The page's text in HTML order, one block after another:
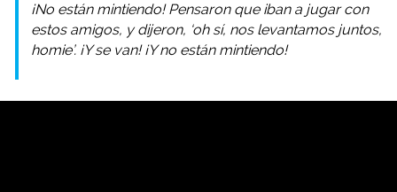
¡No están mintiendo! Pensaron que iban a jugar con
estos amigos, y dijeron, ‘oh sí, nos levantamos juntos,
homie’. ¡Y se van! ¡Y no están mintiendo!